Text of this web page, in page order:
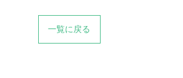
一覧に戻る